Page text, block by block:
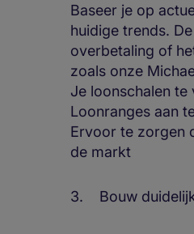
Baseer je op
huidige trends.
overbetaling of
zoals onze
Je loonschalen
Loonranges aan
Ervoor te zorgen
de markt
3. Bouw